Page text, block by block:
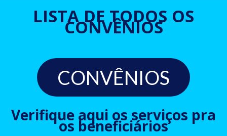
LISTA DE TODOS OS
CONVÊNIOS
CONVÊNIOS
Verifique aqui os serviços pra
os beneficiários